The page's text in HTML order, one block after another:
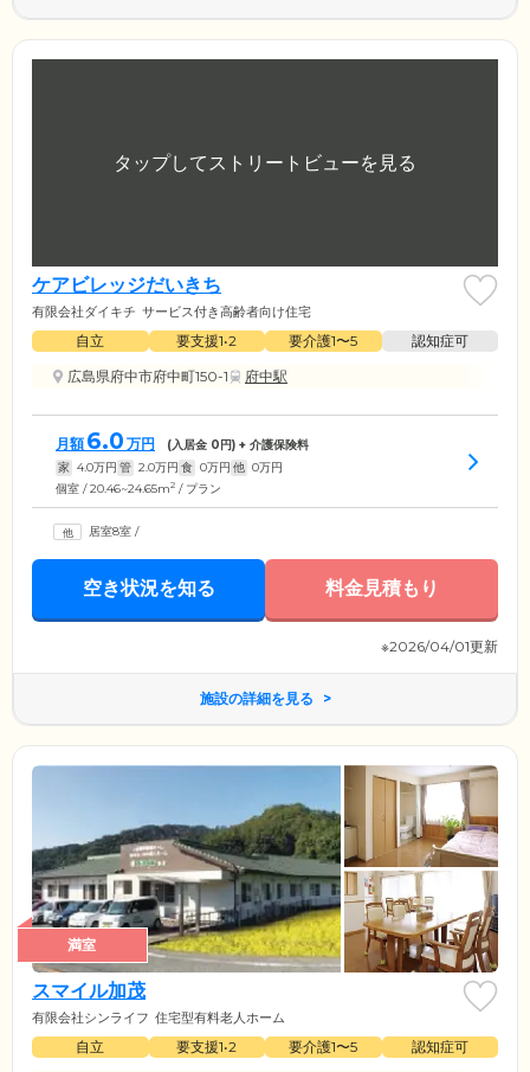
ケアビレッジだいきち
有限会社ダイキチ サービス付き高齢者向け住宅
自立 要支援1•2 要介護1〜5
認知症可
広島県府中市府中町150-1
府中駅
月額 6.0 万円 (入居金 0円) + 介護保険料
家 4.0万円 管 2.0万円 食 0万円 他 0万円
個室 / 20.46~24.65m2 / プラン
居室8室 /
空き状況を知る 料金見積もり
※2026/04/01更新
施設の詳細を見る
満室
スマイル加茂
有限会社シンライフ 住宅型有料老人ホーム
自立 要支援1•2 要介護1〜5
認知症可